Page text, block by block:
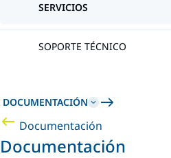
SERVICIOS
SOPORTE TÉCNICO
DOCUMENTACIÓN
Documentación
Documentación